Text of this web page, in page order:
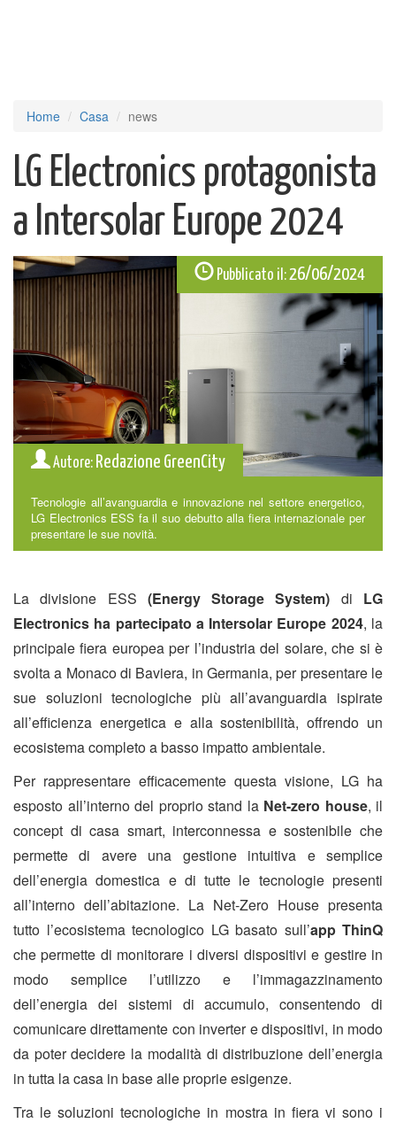
Home Casa news
LG Electronics protagonista
a Intersolar Europe 2024
Pubblicato il:26/06/2024
Autore: Redazione GreenCity
Tecnologie all’avanguardia e innovazione nel settore energetico,
LG Electronics ESS fa il suo debutto alla fiera internazionale per
presentare le sue novità.
La divisione ESS (Energy Storage System) di LG
Electronics ha partecipato a Intersolar Europe 2024, la
principale fiera europea per l’industria del solare, che si è
svolta a Monaco di Baviera, in Germania, per presentare le
sue soluzioni tecnologiche più all’avanguardia ispirate
all’efficienza energetica e alla sostenibilità, offrendo un
ecosistema completo a basso impatto ambientale.
Per rappresentare efficacemente questa visione, LG ha
esposto all’interno del proprio stand la Net-zero house, il
concept di casa smart, interconnessa e sostenibile che
permette di avere una gestione intuitiva e semplice
dell’energia domestica e di tutte le tecnologie presenti
all’interno dell’abitazione. La Net-Zero House presenta
tutto l’ecosistema tecnologico LG basato sull’app ThinQ
che permette di monitorare i diversi dispositivi e gestire in
modo semplice l’utilizzo e l’immagazzinamento
dell’energia dei sistemi di accumulo, consentendo di
comunicare direttamente con inverter e dispositivi, in modo
da poter decidere la modalità di distribuzione dell’energia
in tutta la casa in base alle proprie esigenze.
Tra le soluzioni tecnologiche in mostra in fiera vi sono i